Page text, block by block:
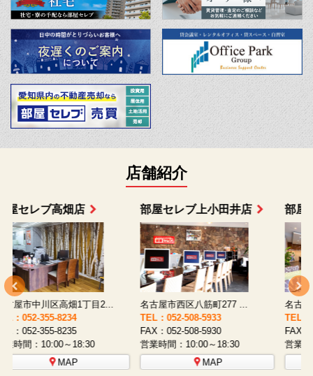
店舗紹介
部屋セレブ上小田井店
名古屋市西区八筋町277 ...
TEL：052-508-5933
FAX：052-508-5930
営業時間：10:00～18:30
部屋セレブ中村店
名古屋市中村区太閤通9-1...
TEL：052-481-0853
FAX：052-481-3587
営業時間：10:00～18:30